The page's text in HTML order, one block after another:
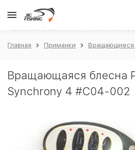
Главная Приманки Вращающиеся
Вращающаяся блесна
Synchrony 4 #C04-002